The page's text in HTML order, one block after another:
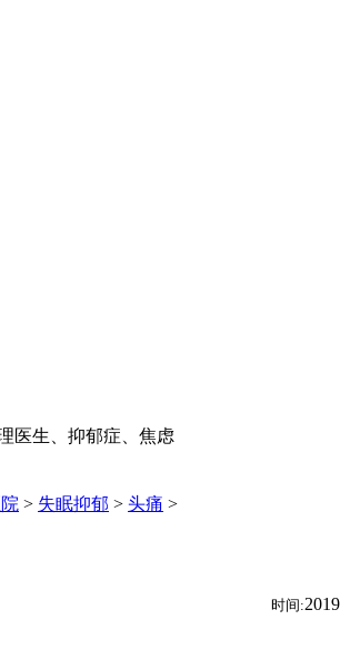
医生、抑郁症、焦虑
> 失眠抑郁 > 头痛 >
时间: